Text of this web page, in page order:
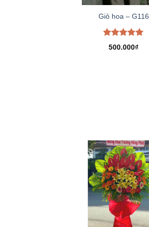
Giỏ hoa – G116
Được xếp
hạng5.00
500.000₫